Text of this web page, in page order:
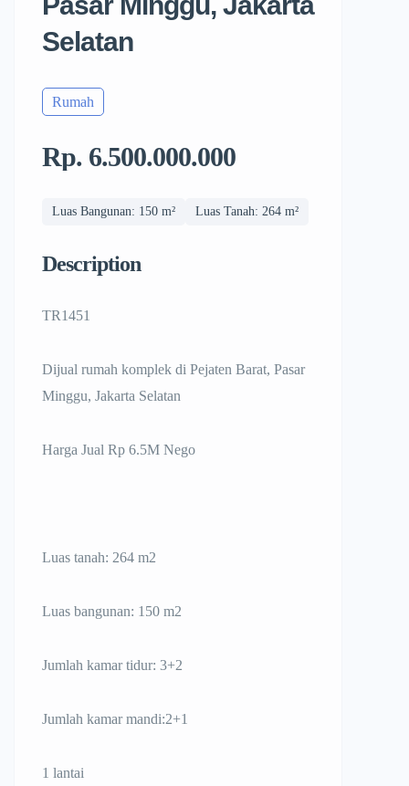
Selatan
Rumah
Rp. 6.500.000.000
Luas Bangunan: 150 m² Luas Tanah: 264 m²
Description
TR1451
Dijual rumah komplek di Pejaten Barat, Pasar
Minggu, Jakarta Selatan
Harga Jual Rp 6.5M Nego
Luas tanah: 264 m2
Luas bangunan: 150 m2
Jumlah kamar tidur: 3+2
Jumlah kamar mandi:2+1
1 lantai